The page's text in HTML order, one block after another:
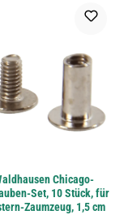
Chicago-
Set, 10 Stück, für
Zaumzeug, 1,5 cm